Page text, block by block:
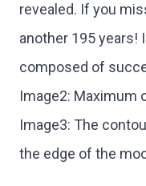
revealed. If you
another 195 years!
composed of
Image2: Maximum
Image3: The
the edge of the